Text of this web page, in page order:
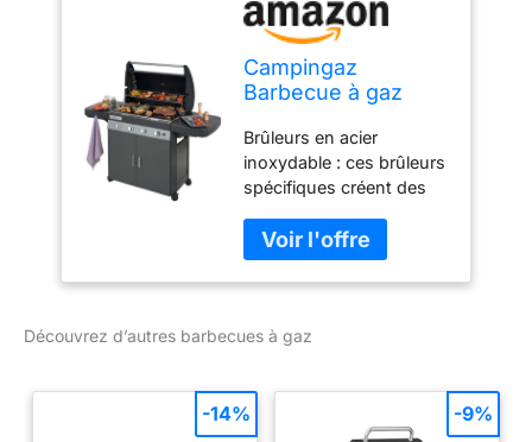
Campingaz
Barbecue à gaz
Brûleurs en acier
inoxydable : ces brûleurs
spécifiques créent des
et répartissent
uniformément la chaleur
sur toute la grille de
prévenant l’apparition de
Culinary Modular :
agrandissez votre
cuisine grâce à des
Découvrez d’autres barbecues à gaz
-14% -9%